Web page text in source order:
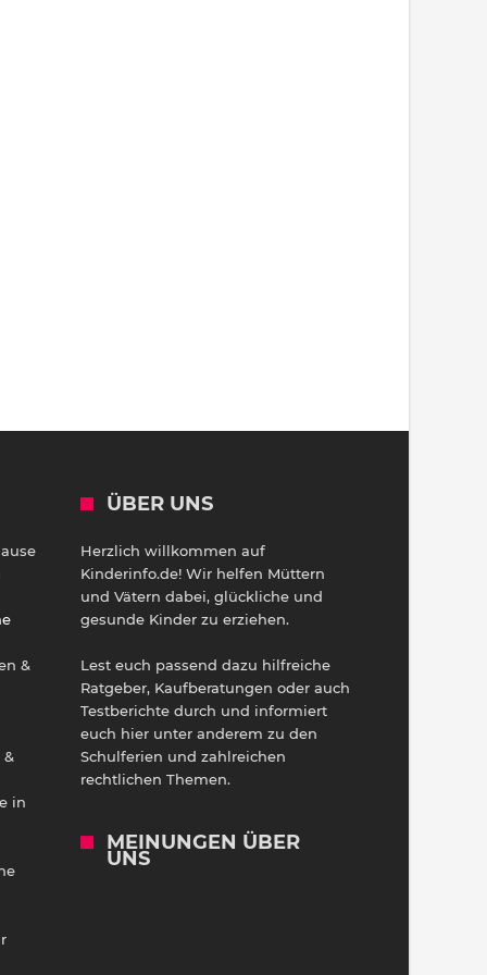
&
&
in
ÜBER UNS
Herzlich willkommen auf
Kinderinfo.de! Wir helfen Müttern
und Vätern dabei, glückliche und
gesunde Kinder zu erziehen.
Lest euch passend dazu hilfreiche
Ratgeber, Kaufberatungen oder auch
Testberichte durch und informiert
euch hier unter anderem zu den
Schulferien und zahlreichen
rechtlichen Themen.
MEINUNGEN ÜBER
UNS